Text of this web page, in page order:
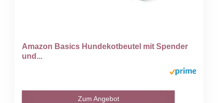
Amazon Basics Hundekotbeutel mit Spender
und...
Zum Angebot